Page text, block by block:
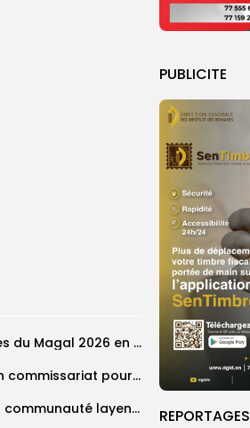
PUBLICITE
REPORTAGES
Les discours et les chiffres du Magal 2026 en exergue
Touba : inauguration d’un commissariat pour renforcer le dispositif sécuritaire de la...
Grand Magal de Touba : la communauté layenne souligne une célébration qui...